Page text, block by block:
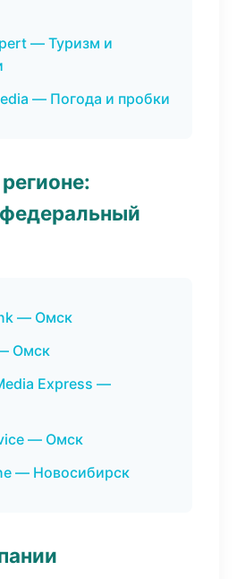
— Туризм и
— Погода и пробки
— Омск
Омск
Express —
— Омск
— Новосибирск